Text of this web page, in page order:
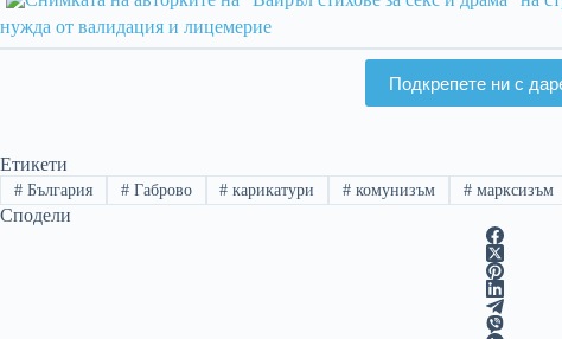
нужда от валидация и лицемерие
Подкрепете ни с
Етикети
#България #Габрово # карикатури # комунизъм # марксизъм
Сподели